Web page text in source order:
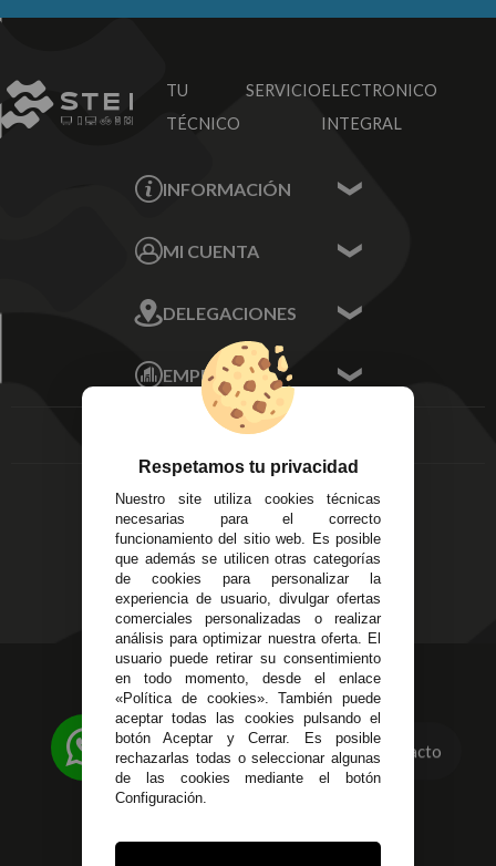
TU SERVICIO
TÉCNICO
ELECTRONICO
INTEGRAL
INFORMACIÓN
Sobre nosotros
MI CUENTA
Mis Direcciones
Mis Pedidos
Mis favoritos
FAQ's
DELEGACIONES
Écija - Sevilla
Av. Plaza de Toros.
Local 3
Córdoba
14
Alzira - Valencia
C/ Esplugues, 135
EMPRESA
Aviso Legal
Devoluciones
Política de Privacidad
Pago Seguro
Terminos y
Condiciones Generales
Políticas de Cookies
623 23 31 98
Atendemos Whatsapp
955 44 45 43/955 44 45 44
info@steielectronica.com
Avenida Plaza de Toros,
Contacto
Respetamos tu privacidad
Nuestro site utiliza cookies técnicas
necesarias para el correcto
funcionamiento del sitio web. Es posible
que además se utilicen otras categorías
de cookies para personalizar la
experiencia de usuario, divulgar ofertas
comerciales personalizadas o realizar
análisis para optimizar nuestra oferta. El
usuario puede retirar su consentimiento
en todo momento, desde el enlace
«Política de cookies». También puede
aceptar todas las cookies pulsando el
botón Aceptar y Cerrar. Es posible
rechazarlas todas o seleccionar algunas
de las cookies mediante el botón
Configuración.